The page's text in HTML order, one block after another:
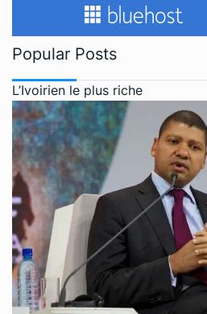
Popular Posts
L’Ivoirien le plus riche